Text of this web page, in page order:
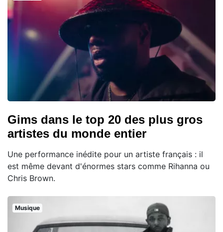
Gims dans le top 20 des plus gros
artistes du monde entier
Une performance inédite pour un artiste français : il
est même devant d'énormes stars comme Rihanna ou
Chris Brown.
Musique